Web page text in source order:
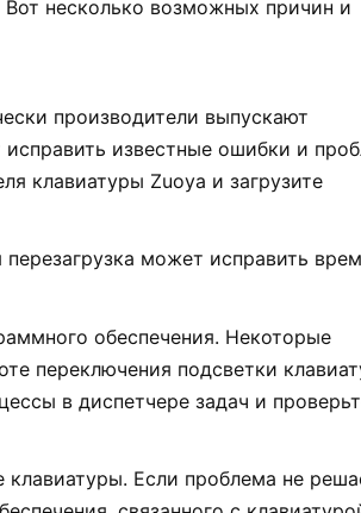
несколько возможных причин и
производители выпускают
известные ошибки и
клавиатуры Zuoya и загрузите
может исправить
обеспечения. Некоторые
переключения подсветки
в диспетчере задач и
Если проблема не